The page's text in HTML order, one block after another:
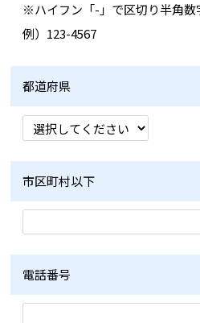
※ハイフン「-」で区切り半角数
例）123-4567
都道府県
市区町村以下
電話番号